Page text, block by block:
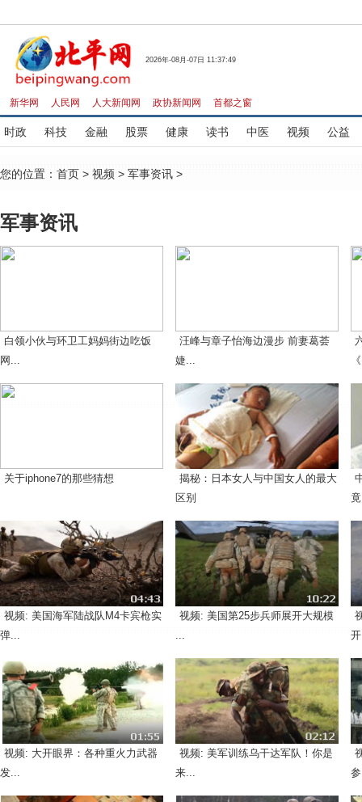
2026年-08月-07日 11:37:49
新华网 人民网 人大新闻网 政协新闻网 首都之窗
时政 科技 金融 股票 健康 读书 中医 视频 公益
您的位置： 首页 > 视频 > 军事资讯 >
军事资讯
白领小伙与环卫工妈妈街边吃饭
网...
汪峰与章子怡海边漫步 前妻葛荟
婕...
关于iphone7的那些猜想
揭秘：日本女人与中国女人的最大
区别
视频: 美国海军陆战队M4卡宾枪实
弹...
视频: 美国第25步兵师展开大规模
...
视频: 大开眼界：各种重火力武器
发...
视频: 美军训练乌干达军队！你是
来...